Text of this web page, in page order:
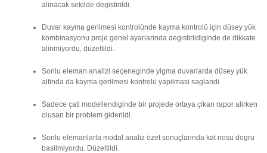
alinacak sekilde degistirildi.
Duvar kayma gerilmesi kontrolünde kayma kontrolü için düsey yük
kombinasyonu proje genel ayarlarinda degistirildiginde de dikkate
alinmiyordu, düzeltildi.
Sonlu eleman analizi seçeneginde yigma duvarlarda düsey yük
altinda da kayma gerilmesi kontrolü yapilmasi saglandi.
Sadece çati modellendiginde bir projede ortaya çikan rapor alirken
olusan bir problem giderildi.
Sonlu elemanlarla modal analiz özet sonuçlarinda kat nosu dogru
basilmiyordu. Düzeltildi.